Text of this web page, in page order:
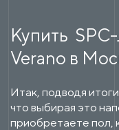
Купить
Verano в
Итак, подводя
что выбирая это
приобретаете пол,